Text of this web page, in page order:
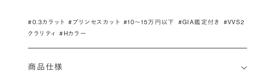
#0.3カラット #プリンセスカット #10〜15万円以下 #GIA鑑定付き
#VVS2
クラリティ
#Hカラー
商品仕様